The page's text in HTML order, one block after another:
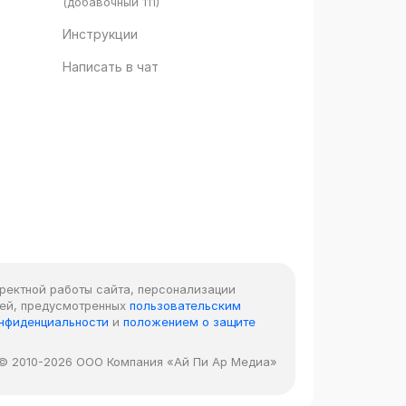
Инструкции
Написать в чат
работы сайта, персонализации
предусмотренных пользовательским
и положением о защите
2010-2026 ООО Компания «Ай Пи Ар Медиа»